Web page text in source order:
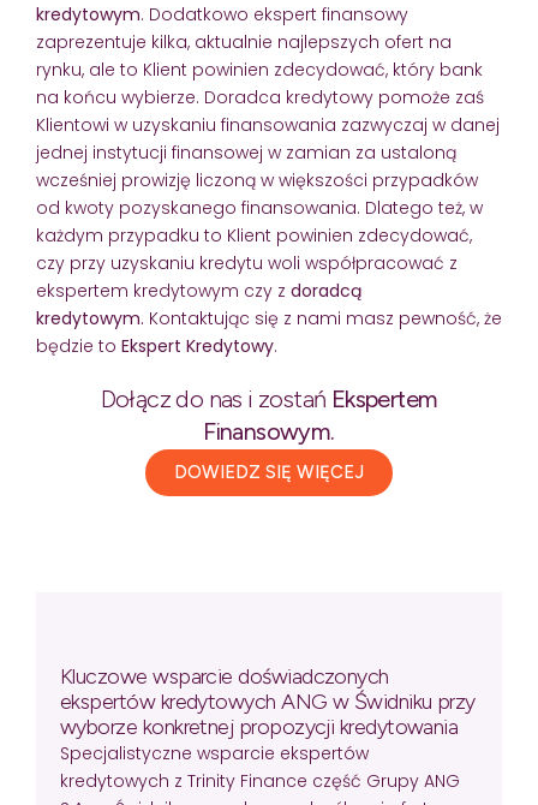
kredytowym. Dodatkowo ekspert finansowy
zaprezentuje kilka, aktualnie najlepszych ofert na
rynku, ale to Klient powinien zdecydować, który bank
na końcu wybierze. Doradca kredytowy pomoże zaś
Klientowi w uzyskaniu finansowania zazwyczaj w danej
jednej instytucji finansowej w zamian za ustaloną
wcześniej prowizję liczoną w większości przypadków
od kwoty pozyskanego finansowania. Dlatego też, w
każdym przypadku to Klient powinien zdecydować,
czy przy uzyskaniu kredytu woli współpracować z
ekspertem kredytowym czy z doradcą
kredytowym. Kontaktując się z nami masz pewność, że
będzie to Ekspert Kredytowy.
Dołącz do nas i zostań Ekspertem
Finansowym.
DOWIEDZ SIĘ WIĘCEJ
Kluczowe wsparcie doświadczonych
ekspertów kredytowych ANG w Świdniku przy
wyborze konkretnej propozycji kredytowania
Specjalistyczne wsparcie ekspertów
kredytowych z Trinity Finance część Grupy ANG